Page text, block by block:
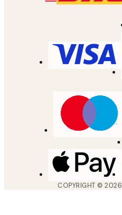
COPYRIGHT ©2026